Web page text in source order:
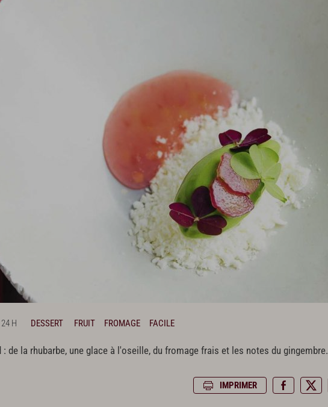
24 H DESSERT FRUIT FROMAGE FACILE
de la rhubarbe, une glace à l'oseille, du fromage frais et les notes du gingembre.
IMPRIMER